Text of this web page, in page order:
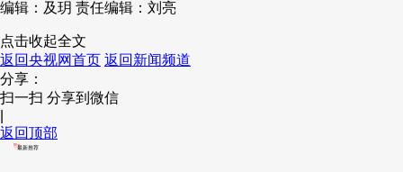
编辑：及玥 责任编辑：刘亮
点击收起全文
返回央视网首页 返回新闻频道
分享：
扫一扫 分享到微信
返回顶部
最新推荐